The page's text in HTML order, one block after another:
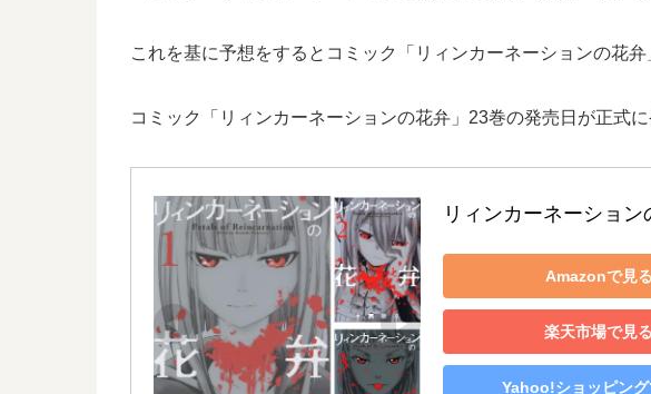
これを基に予想をするとコミック「リィンカーネーションの花
コミック「リィンカーネーションの花弁」23巻の発売日が正式
リィンカーネーション
Amazonで見る
楽天市場で見る
Yahoo!ショッピング